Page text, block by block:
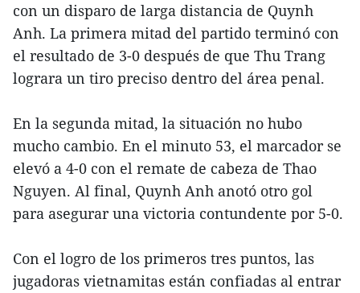
con un disparo de larga distancia de Quynh
Anh. La primera mitad del partido terminó con
el resultado de 3-0 después de que Thu Trang
lograra un tiro preciso dentro del área penal.
En la segunda mitad, la situación no hubo
mucho cambio. En el minuto 53, el marcador se
elevó a 4-0 con el remate de cabeza de Thao
Nguyen. Al final, Quynh Anh anotó otro gol
para asegurar una victoria contundente por 5-0.
Con el logro de los primeros tres puntos, las
jugadoras vietnamitas están confiadas al entrar